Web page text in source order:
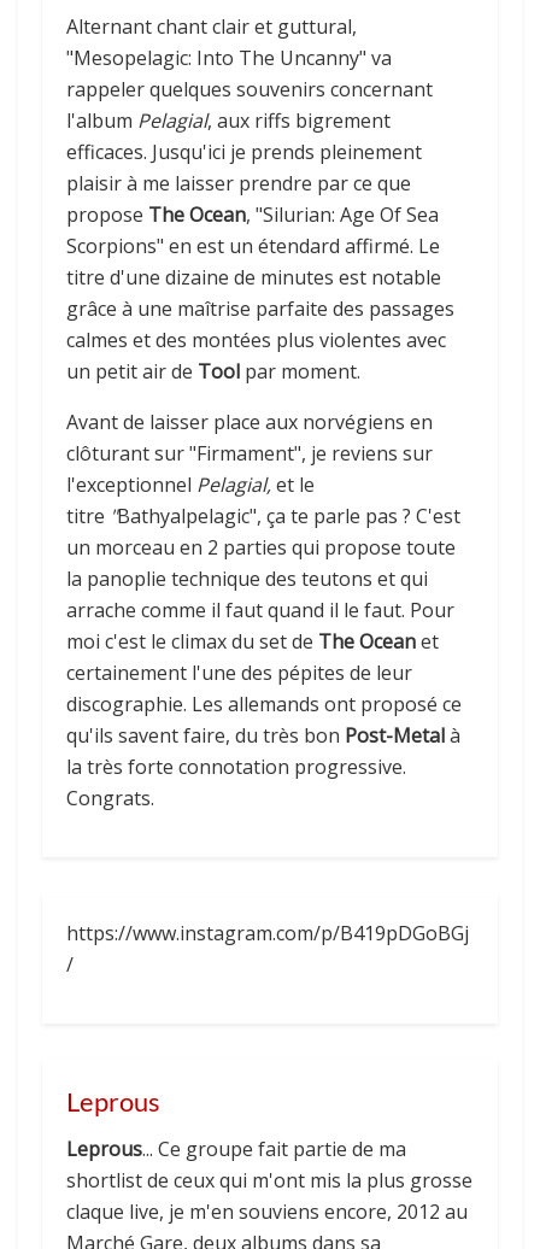
Alternant chant clair et guttural,
"Mesopelagic: Into The Uncanny" va
rappeler quelques souvenirs concernant
l'album Pelagial, aux riffs bigrement
efficaces. Jusqu'ici je prends pleinement
plaisir à me laisser prendre par ce que
propose The Ocean, "Silurian: Age Of Sea
Scorpions" en est un étendard affirmé. Le
titre d'une dizaine de minutes est notable
grâce à une maîtrise parfaite des passages
calmes et des montées plus violentes avec
un petit air de Tool par moment.
Avant de laisser place aux norvégiens en
clôturant sur "Firmament", je reviens sur
l'exceptionnel Pelagial,et le
titre "Bathyalpelagic", ça te parle pas ? C'est
un morceau en 2 parties qui propose toute
la panoplie technique des teutons et qui
arrache comme il faut quand il le faut. Pour
moi c'est le climax du set de The Oceanet
certainement l'une des pépites de leur
discographie. Les allemands ont proposé ce
qu'ils savent faire, du très bon Post-Metalà
la très forte connotation progressive.
Congrats.
https://www.instagram.com/p/B419pDGoBGj
/
Leprous
Leprous... Ce groupe fait partie de ma
shortlist de ceux qui m'ont mis la plus grosse
claque live, je m'en souviens encore, 2012 au
Marché Gare, deux albums dans sa